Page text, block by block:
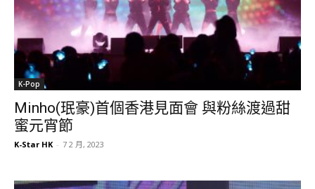
K-Pop
Minho(珉豪)首個香港見面會 與粉絲渡過甜
蜜元宵節
K-Star HK - 7 2 月, 2023